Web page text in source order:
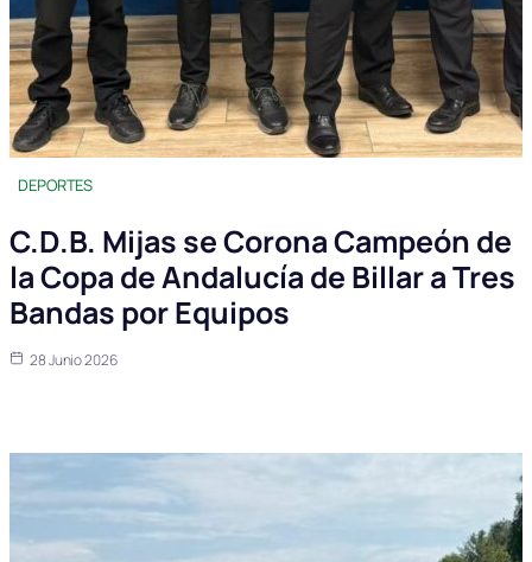
DEPORTES
C.D.B. Mijas se Corona Campeón de
la Copa de Andalucía de Billar a Tres
Bandas por Equipos
28 Junio 2026